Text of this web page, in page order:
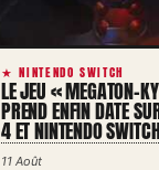
★ NINTENDO SWITCH
LE JEU « MEGATON-
PREND ENFIN DATE
4 ET NINTENDO
11 Août